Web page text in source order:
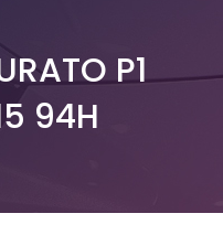
P1
94H